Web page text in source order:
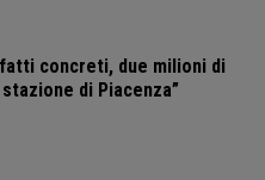
fatti concreti, due milioni di
di Piacenza”